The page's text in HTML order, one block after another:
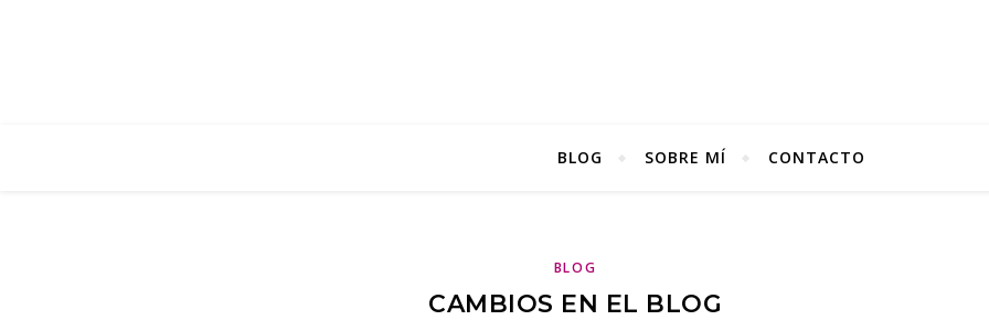
BLOG SOBRE MÍ CONTACTO
BLOG
CAMBIOS EN EL BLOG